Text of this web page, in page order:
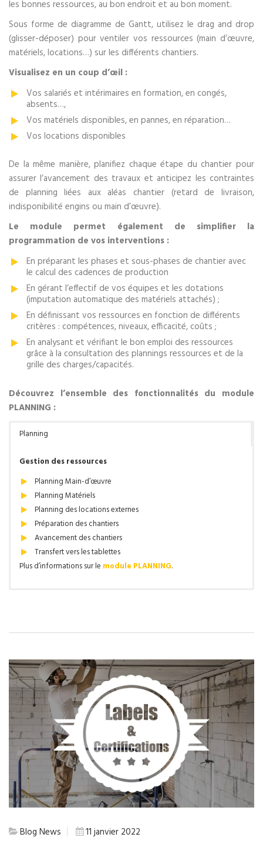
les bonnes ressources, au bon endroit et au bon moment.
Sous forme de diagramme de Gantt, utilisez le drag and drop
(glisser-déposer) pour ventiler vos ressources (main d’œuvre,
matériels, locations…) sur les différents chantiers.
Visualisez en un coup d’œil :
Vos salariés et intérimaires en formation, en congés,
absents…,
Vos matériels disponibles, en pannes, en réparation…
Vos locations disponibles
De la même manière, planifiez chaque étape du chantier pour
assurer l’avancement des travaux et anticipez les contraintes
de planning liées aux aléas chantier (retard de livraison,
indisponibilité engins ou main d’œuvre).
Le module permet également de simplifier la
programmation de vos interventions :
En préparant les phases et sous-phases de chantier avec
le calcul des cadences de production
En gérant l’effectif de vos équipes et les dotations
(imputation automatique des matériels attachés) ;
En définissant vos ressources en fonction de différents
critères : compétences, niveaux, efficacité, coûts ;
En analysant et vérifiant le bon emploi des ressources
grâce à la consultation des plannings ressources et de la
grille des charges/capacités.
Découvrez l’ensemble des fonctionnalités du module
PLANNING :
Planning
Gestion des ressources
Planning Main-d’œuvre
Planning Matériels
Planning des locations externes
Préparation des chantiers
Avancement des chantiers
Transfert vers les tablettes
Plus d’informations sur le module PLANNING.
Blog News 11 janvier 2022